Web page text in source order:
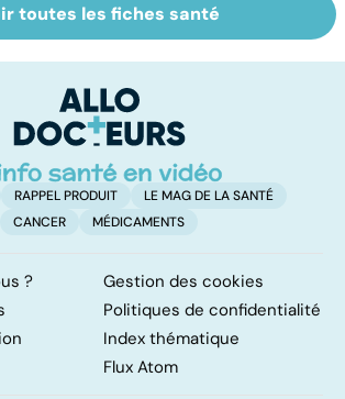
Tout savoir sur
les infections
toutes les fiches santé
RAPPEL PRODUIT
LE MAG DE LA SANTÉ
CANCER
MÉDICAMENTS
?
Gestion des cookies
Politiques de confidentialité
Index thématique
Flux Atom